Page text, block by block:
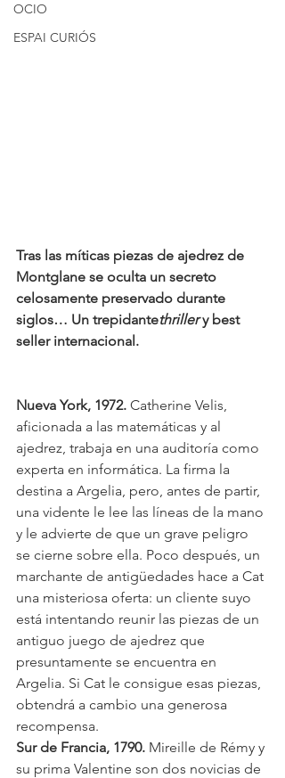
OCIO
ESPAI CURIÓS
Tras las míticas piezas de ajedrez de
Montglane se oculta un secreto
celosamente preservado durante
siglos… Un trepidantethriller y best
seller internacional.
Nueva York, 1972. Catherine Velis,
aficionada a las matemáticas y al
ajedrez, trabaja en una auditoría como
experta en informática. La firma la
destina a Argelia, pero, antes de partir,
una vidente le lee las líneas de la mano
y le advierte de que un grave peligro
se cierne sobre ella. Poco después, un
marchante de antigüedades hace a Cat
una misteriosa oferta: un cliente suyo
está intentando reunir las piezas de un
antiguo juego de ajedrez que
presuntamente se encuentra en
Argelia. Si Cat le consigue esas piezas,
obtendrá a cambio una generosa
recompensa.
Sur de Francia, 1790. Mireille de Rémy y
su prima Valentine son dos novicias de